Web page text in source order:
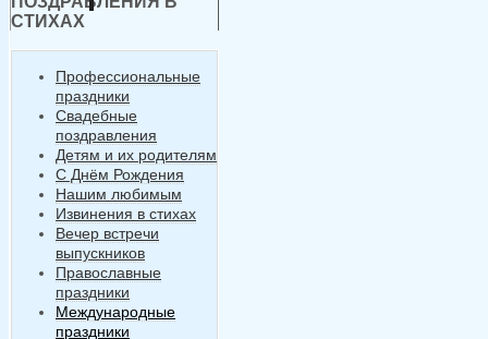
СТИХАХ
Профессиональные
праздники
Свадебные
поздравления
Детям и их родителям
С Днём Рождения
Нашим любимым
Извинения в стихах
Вечер встречи
выпускников
Православные
праздники
Международные
праздники